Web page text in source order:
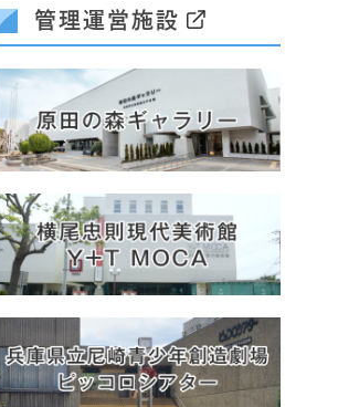
管理運営施設